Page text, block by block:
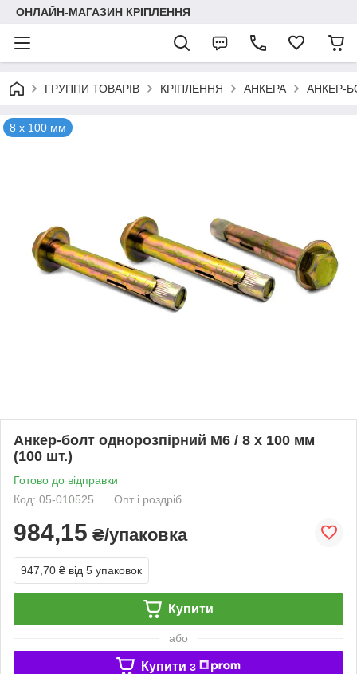
ОНЛАЙН-МАГАЗИН КРІПЛЕННЯ
ГРУППИ ТОВАРІВ КРІПЛЕННЯ АНКЕРА АНКЕР-
8 х 100 мм
Анкер-болт однорозпірний M6 / 8 х 100 мм
(100 шт.)
Готово до відправки
Код: 05-010525
Опт і роздріб
984,15 ₴/упаковка
947,70 ₴ від 5 упаковок
Купити
або
Купити з